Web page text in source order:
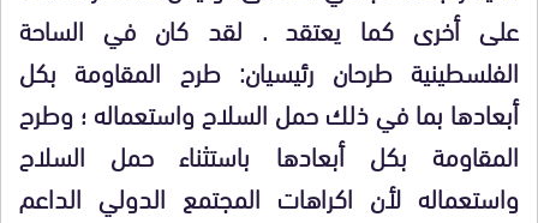
على أخرى كما يعتقد . لقد كان في الساحة
الفلسطينية طرحان رئيسيان: طرح المقاومة بكل
أبعادها بما في ذلك حمل السلاح واستعماله ؛ وطرح
المقاومة بكل أبعادها باستثناء حمل السلاح
واستعماله لأن اكراهات المجتمع الدولي الداعم